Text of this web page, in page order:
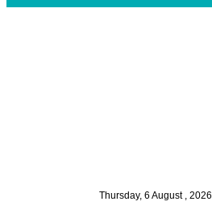
Thursday, 6 August , 2026